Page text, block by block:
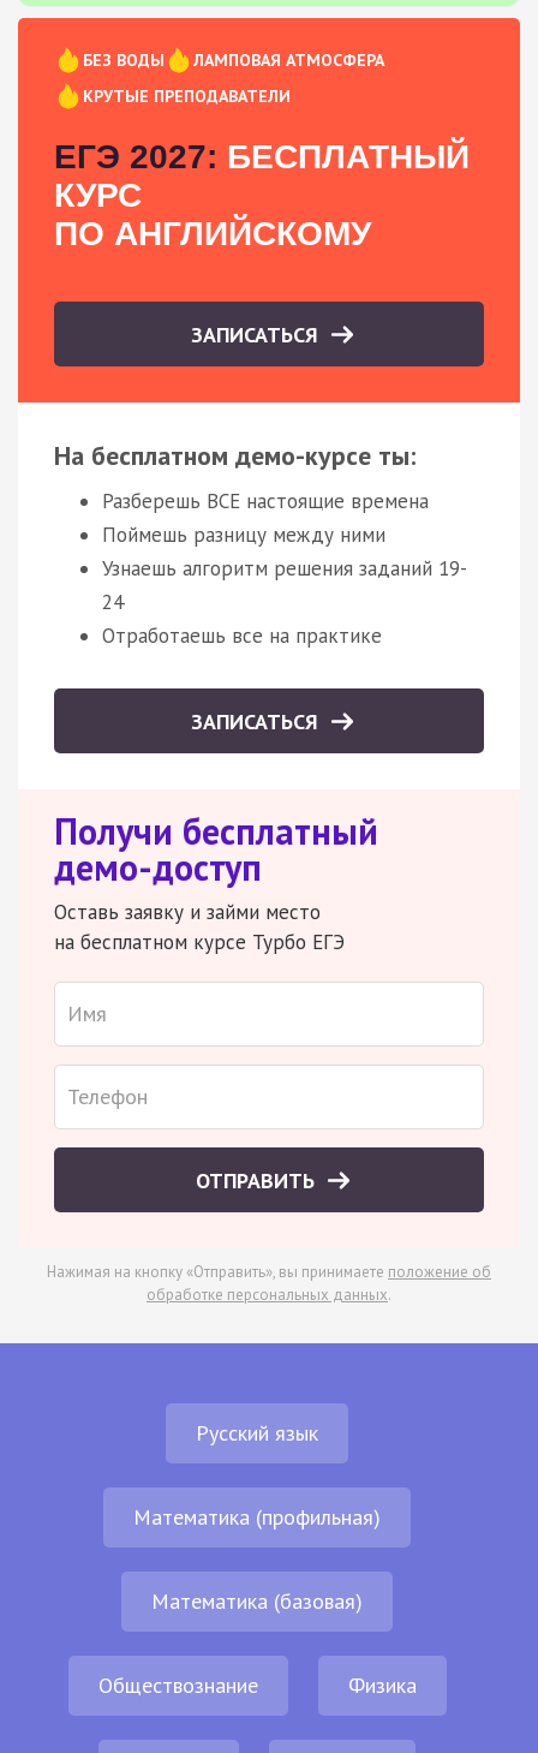
БЕЗ ВОДЫ
ЛАМПОВАЯ АТМОСФЕРА
КРУТЫЕ ПРЕПОДАВАТЕЛИ
ЕГЭ 2027: БЕСПЛАТНЫЙ
КУРС
ПО АНГЛИЙСКОМУ
ЗАПИСАТЬСЯ
На бесплатном демо-курсе ты:
Разберешь ВСЕ настоящие времена
Поймешь разницу между ними
Узнаешь алгоритм решения заданий 19-
24
Отработаешь все на практике
ЗАПИСАТЬСЯ
Получи бесплатный
демо-доступ
Оставь заявку и займи место
на бесплатном курсе Турбо ЕГЭ
ОТПРАВИТЬ
Нажимая на кнопку «Отправить», вы принимаете положение об
обработке персональных данных.
Русский язык
Математика (профильная)
Математика (базовая)
Обществознание Физика